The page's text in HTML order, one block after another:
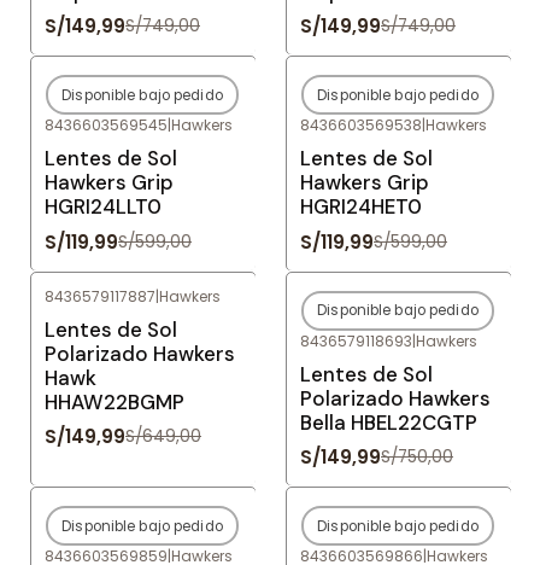
S/149,99S/749,00 S/149,99S/749,00
-80%OFF
Agotado
Disponible bajo pedido
8436603569545|Hawkers
Lentes de Sol
Hawkers Grip
HGRI24LLT0
S/119,99S/599,00
-80%OFF
Agotado
Disponible bajo pedido
8436603569538|Hawkers
Lentes de Sol
Hawkers Grip
HGRI24HET0
S/119,99S/599,00
8436579117887|Hawkers
Lentes de Sol
Polarizado Hawkers
Hawk
HHAW22BGMP
S/149,99S/649,00
-80%OFF
Agotado
Disponible bajo pedido
8436579118693|Hawkers
Lentes de Sol
Polarizado Hawkers
Bella HBEL22CGTP
S/149,99S/750,00
-80%OFF
Agotado
Disponible bajo pedido
8436603569859|Hawkers
-80%OFF
Agotado
Disponible bajo pedido
8436603569866|Hawkers